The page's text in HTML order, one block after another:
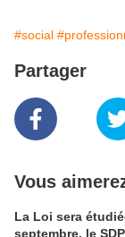
#social
Partager
Vous
La Loi sera
septembre, le